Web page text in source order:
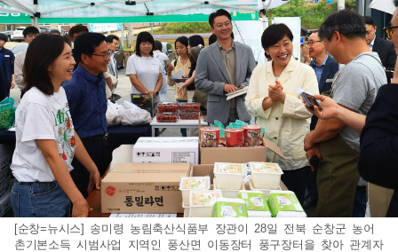
[순창=뉴시스] 송미령 농림축산식품부 장관이 28일 전북 순창군 농어
촌기본소득 시범사업 지역인 풍산면 이동장터 풍구장터을 찾아 관계자